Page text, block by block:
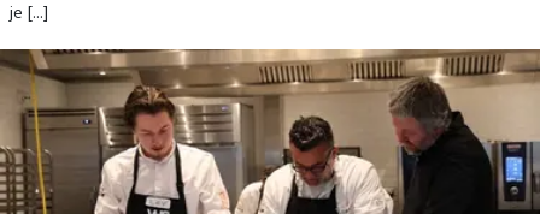
je [...]